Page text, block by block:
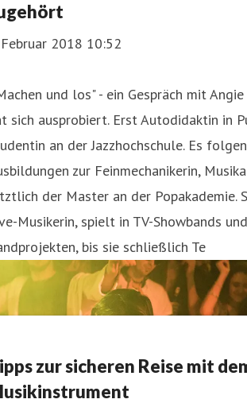
2018 10:52
und los" - ein Gespräch mit
sich ausprobiert. Erst Autodidaktin in
an der Jazzhochschule. Es
zur Feinmechanikerin,
der Master an der Popakademie.
Musikerin, spielt in TV-Showbands
bis sie schließlich Te
zur sicheren Reise mit